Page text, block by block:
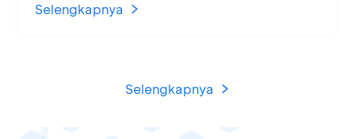
Selengkapnya
Selengkapnya